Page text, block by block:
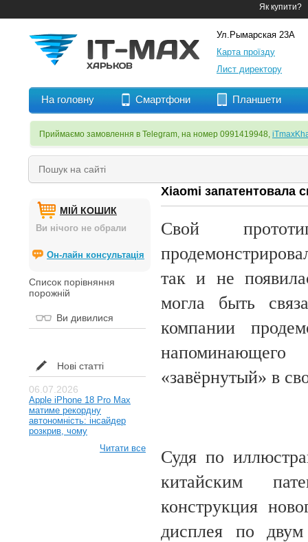
Як купити?
Ул.Рымарская 23А
Карта проїзду
Лист директору
На головну Смартфони Планшети
Приймаємо замовлення в Telegram, на номер 0991419948,
МІЙ КОШИК
Ви нічого не обрали
Он-лайн консультація
Список порівняння
порожній
Ви дивилися
Нові статті
06.07.2026
Apple iPhone 18 Pro Max
матиме рекордну
автономність: інсайдер
розкрив, чому
Читати все
Xiaomi запатентовала
Свой
так и не
могла быть
компании
«завёрнутый» в
Судя по
китайским
конструкция
дисплея по